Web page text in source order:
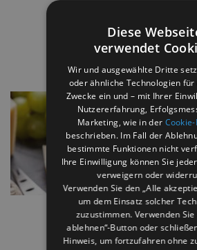
Herren
Im
DOC Wein
Jahr 1973,
Romagna
dank seiner
Duftes zu
Gerichten
getrunken
Tischen […]
Diese
verwendet
Wir und ausgewählte Dritte
oder ähnliche Technologien
Zwecke ein und – mit Ihrer
Nutzererfahrung,
Marketing, wie in der
beschrieben. Im Fall der
bestimmte Funktionen nicht
Ihre Einwilligung können Sie
verweigern oder
Verwenden Sie den „Alle
um dem Einsatz solcher
zuzustimmen. Verwenden Sie
ablehnen“-Button oder
Hinweis, um fortzufahren ohne